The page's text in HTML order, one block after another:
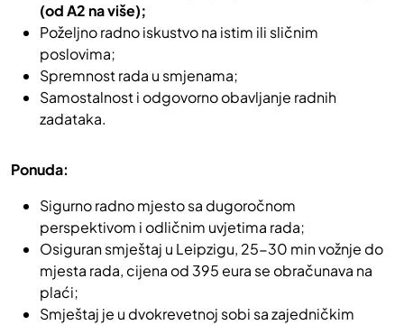
(od A2 na više);
Poželjno radno iskustvo na istim ili sličnim
poslovima;
Spremnost rada u smjenama;
Samostalnost i odgovorno obavljanje radnih
zadataka.
Ponuda:
Sigurno radno mjesto sa dugoročnom
perspektivom i odličnim uvjetima rada;
Osiguran smještaj u Leipzigu, 25-30 min vožnje do
mjesta rada, cijena od 395 eura se obračunava na
plaći;
Smještaj je u dvokrevetnoj sobi sa zajedničkim